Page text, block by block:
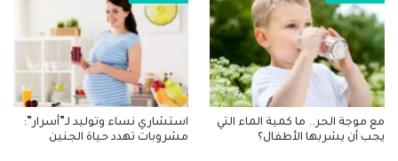
مع موجة الحر.. ما كمية الماء التي
يجب أن يشربها الأطفال؟
استشاري نساء وتوليد لـ”أسرار”:
مشروبات تهدد حياة الجنين